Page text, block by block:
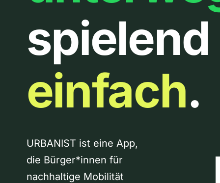
spielend
einfach.
URBANIST ist eine App,
die Bürger*innen für
nachhaltige Mobilität